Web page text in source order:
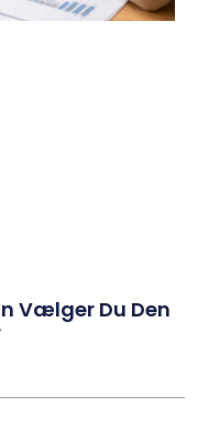
Vælger Du Den